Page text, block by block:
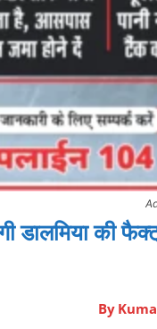
की
By